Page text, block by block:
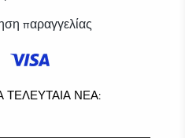
παραγγελίας
ΤΕΛΕΥΤΑΊΑ ΝΈΑ: